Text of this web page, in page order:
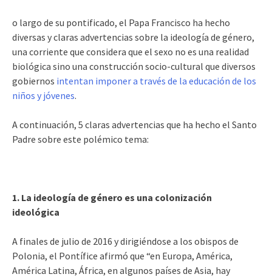
o largo de su pontificado, el Papa Francisco ha hecho
diversas y claras advertencias sobre la ideología de género,
una corriente que considera que el sexo no es una realidad
biológica sino una construcción socio-cultural que diversos
gobiernos intentan imponer a través de la educación de los
niños y jóvenes.
A continuación, 5 claras advertencias que ha hecho el Santo
Padre sobre este polémico tema:
1. La ideología de género es una colonización
ideológica
A finales de julio de 2016 y dirigiéndose a los obispos de
Polonia, el Pontífice afirmó que “en Europa, América,
América Latina, África, en algunos países de Asia, hay